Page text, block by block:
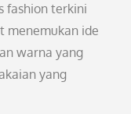
fashion terkini
menemukan ide
warna yang
yang